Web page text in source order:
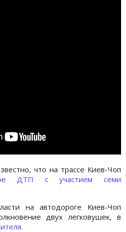
что на трассе Киев-Чоп
ДТП с участием семи
на автодороге Киев-Чоп
двух легковушек, в
.